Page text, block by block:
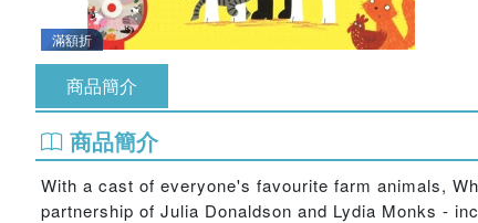
滿額折
商品簡介
商品簡介
With a cast of everyone's favourite farm animals,
partnership of Julia Donaldson and Lydia Monks -